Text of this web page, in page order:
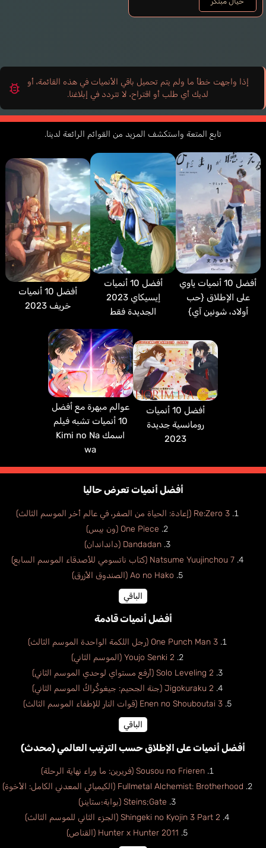
إذا واجهت خطأ ما ولم يتم تحميل باقي الأنميات في هذه القائمة، أو
لديك أي طلب أو اقتراح، لا تتردد في إبلاغنا.
تابع المتعة واستكشف المزيد من القوائم الرائعة لدينا.
أفضل 10 أنميات ياوي
على الإطلاق {حب
أولاد، شونين آي}
أفضل 10 أنميات
إيسيكاي 2023
الجديدة فقط
أفضل 10 أنميات
خريف 2023
أفضل 10 أنميات
رومانسية جديدة
2023
عوالم مبهرة مع أفضل
10 أنميات تشبه فيلم
اسمك Kimi no Na
wa
أفضل أنميات تعرض حاليا
Re:Zero 3 (إعادة: الحياة من الصفر، في عالم أخر الموسم الثالث)
One Piece (ون بيس)
Dandadan (دانداندان)
Natsume Yuujinchou 7 (كتاب ناتسومي للأصدقاء الموسم السابع)
Ao no Hako (الصندوق الأزرق)
الباقي
أفضل أنميات قادمة
One Punch Man 3 (رجل اللكمة الواحدة الموسم الثالث)
Youjo Senki 2 (الموسم الثاني)
Solo Leveling 2 (أرفع مستواي لوحدي الموسم الثاني)
Jigokuraku 2 (جنة الجحيم: جيغوكُراكُ الموسم الثاني)
Enen no Shouboutai 3 (قوات النار للإطفاء الموسم الثالث)
الباقي
أفضل أنميات على الإطلاق حسب الترتيب العالمي (محدث)
Sousou no Frieren (فريرين: ما وراء نهاية الرحلة)
Fullmetal Alchemist: Brotherhood (الكيميائي المعدني الكامل: الأخوة)
Steins;Gate (بوابة؛ستاينز)
Shingeki no Kyojin 3 Part 2 (الجزء الثاني للموسم الثالث)
Hunter x Hunter 2011 (القناص)